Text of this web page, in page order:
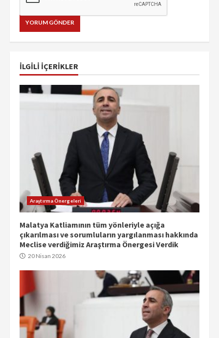
İLGILI IÇERIKLER
Araştırma Önergeleri
Malatya Katliamının tüm yönleriyle açığa
çıkarılması ve sorumluların yargılanması hakkında
Meclise verdiğimiz Araştırma Önergesi Verdik
20 Nisan 2026